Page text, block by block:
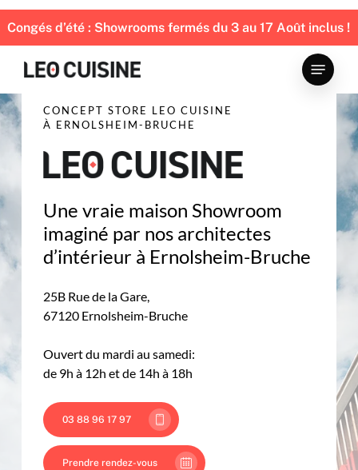
Skip
to
main
content
Congés d’été : Showrooms fermés du 3 au 17 Août inclus !
Menu
CONCEPT STORE LEO CUISINE
À ERNOLSHEIM-BRUCHE
Une vraie maison Showroom
imaginé par nos architectes
d’intérieur à Ernolsheim-Bruche
25B Rue de la Gare,
67120 Ernolsheim-Bruche
Ouvert du mardi au samedi:
de 9h à 12h et de 14h à 18h
03 88 96 17 97
Prendre rendez-vous